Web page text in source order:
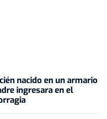
nacido en un armario
ingresara en el